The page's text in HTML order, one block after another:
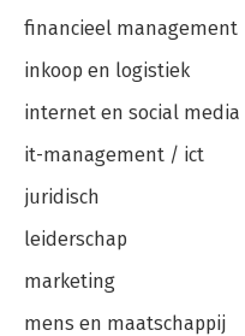
financieel management
inkoop en logistiek
internet en social media
it-management / ict
juridisch
leiderschap
marketing
mens en maatschappij